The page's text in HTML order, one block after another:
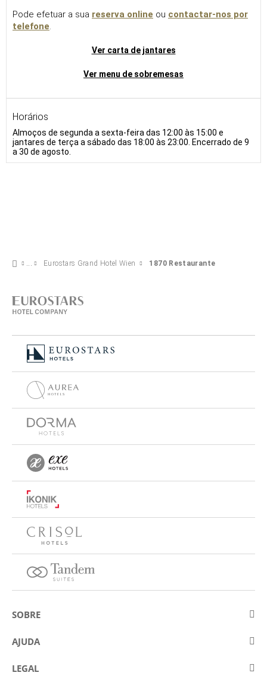
Pode efetuar a sua reserva online ou contactar-nos por
telefone.
Ver carta de jantares
Ver menu de sobremesas
Horários
Almoços de segunda a sexta-feira das 12:00 às 15:00 e
jantares de terça a sábado das 18:00 às 23:00. Encerrado de 9
a 30 de agosto.
Eurostars Grand Hotel Wien 1870 Restaurante
SOBRE
Sobre a Eurostars Hotel Company
Concursos
AJUDA
Contactar
LEGAL